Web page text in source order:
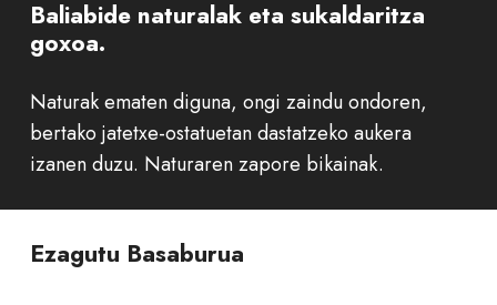
Baliabide naturalak eta sukaldaritza
goxoa.
Naturak ematen diguna, ongi zaindu ondoren,
bertako jatetxe-ostatuetan dastatzeko aukera
izanen duzu. Naturaren zapore bikainak.
Ezagutu Basaburua